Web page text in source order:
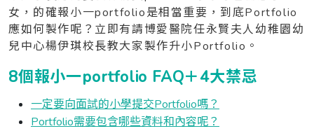
女，的確報小一portfolio是相當重要，到底Portfolio
應如何製作呢？立即有請博愛醫院任永賢夫人幼稚園幼
兒中心楊伊琪校長教大家製作升小Portfolio。
8個報小一portfolio FAQ＋4大禁忌
一定要向面試的小學提交Portfolio嗎？
Portfolio需要包含哪些資料和內容呢？